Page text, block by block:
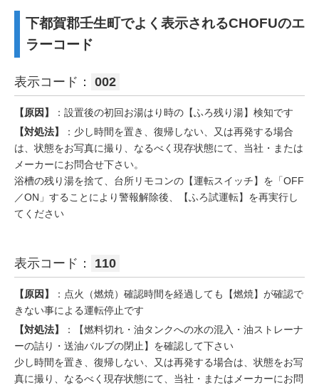
下都賀郡壬生町でよく表示されるCHOFUのエ
ラーコード
表示コード： 002
【原因】
：設置後の初回お湯はり時の【ふろ残り湯】検知です
【対処法】
：少し時間を置き、復帰しない、又は再発する場合
は、状態をお写真に撮り、なるべく現存状態にて、当社・または
メーカーにお問合せ下さい。
浴槽の残り湯を捨て、台所リモコンの【運転スイッチ】を「OFF
／ON」することにより警報解除後、【ふろ試運転】を再実行し
てください
表示コード： 110
【原因】
：点火（燃焼）確認時間を経過しても【燃焼】が確認で
きない事による運転停止です
【対処法】
：【燃料切れ・油タンクへの水の混入・油ストレーナ
ーの詰り・送油バルブの閉止】を確認して下さい
少し時間を置き、復帰しない、又は再発する場合は、状態をお写
真に撮り、なるべく現存状態にて、当社・またはメーカーにお問